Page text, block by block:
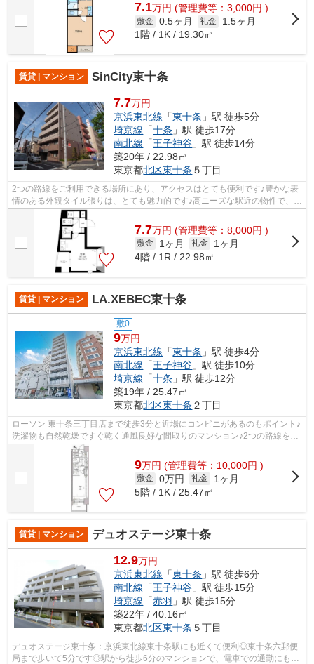
7.1万円 (管理費等：3,000円 )
敷金 0.5ヶ月 礼金
1.5ヶ月
1階 / 1K / 19.30㎡
賃貸 | マンション SinCity東十条
7.7万円
京浜東北線 「東十条 」駅 徒歩5分
埼京線 「十条 」駅 徒歩17分
南北線 「王子神谷 」駅 徒歩14分
築20年 / 22.98㎡
東京都北区東十条 ５丁目
2つの路線をご利用できる場所にあり、アクセスはとても便利です♪豊かな表
情のある外観タイル張りは、とても魅力的です♪高ニーズな駅近の物件で、徒
歩5分で駅に行くことができます♪初期...
7.7万円 (管理費等：8,000円 )
敷金 1ヶ月 礼金
1ヶ月
4階 / 1R / 22.98㎡
賃貸 | マンション LA.XEBEC東十条
敷0
9万円
京浜東北線 「東十条 」駅 徒歩4分
南北線 「王子神谷 」駅 徒歩10分
埼京線 「十条 」駅 徒歩12分
築19年 / 25.47㎡
東京都北区東十条 ２丁目
ローソン 東十条三丁目店まで徒歩3分と近場にコンビニがあるのもポイント♪
洗濯物も自然乾燥ですぐ乾く通風良好な間取りのマンション♪2つの路線をご
利用できる場所にあり、アクセスはと...
9万円 (管理費等：10,000円 )
敷金 0万円 礼金
1ヶ月
5階 / 1K / 25.47㎡
賃貸 | マンション デュオステージ東十条
12.9万円
京浜東北線 「東十条 」駅 徒歩6分
南北線 「王子神谷 」駅 徒歩15分
埼京線 「赤羽 」駅 徒歩15分
築22年 / 40.16㎡
東京都北区東十条 ５丁目
デュオステージ東十条：京浜東北線東十条駅にも近くて便利◎東十条六郵便
局まで歩いて5分です◎駅から徒歩6分のマンションで、電車での通勤にも便